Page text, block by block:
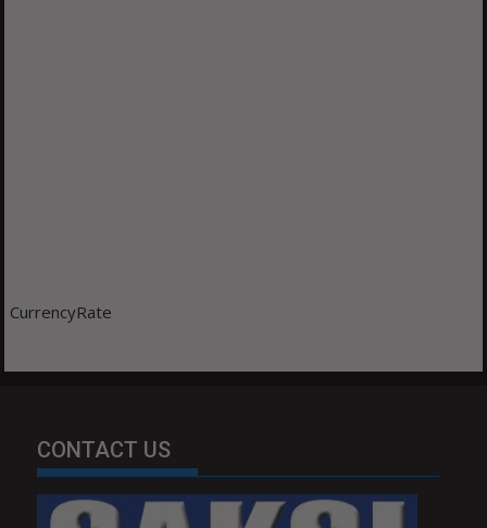
CurrencyRate
CONTACT US